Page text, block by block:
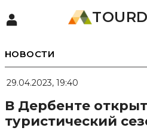
НОВОСТИ
29.04.2023, 19:40
В Дербенте
туристический